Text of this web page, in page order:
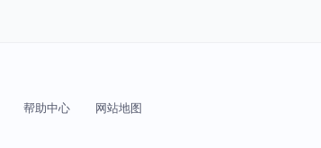
帮助中心 网站地图